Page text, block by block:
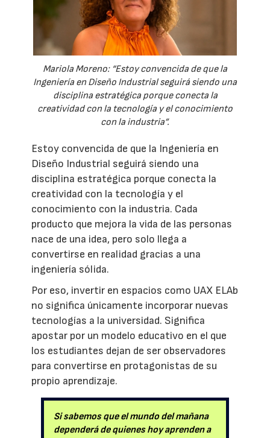
Mariola Moreno: “Estoy convencida de que la
Ingeniería en Diseño Industrial seguirá siendo una
disciplina estratégica porque conecta la
creatividad con la tecnología y el conocimiento
con la industria”.
Estoy convencida de que la Ingeniería en
Diseño Industrial seguirá siendo una
disciplina estratégica porque conecta la
creatividad con la tecnología y el
conocimiento con la industria. Cada
producto que mejora la vida de las personas
nace de una idea, pero solo llega a
convertirse en realidad gracias a una
ingeniería sólida.
Por eso, invertir en espacios como UAX ELAb
no significa únicamente incorporar nuevas
tecnologías a la universidad. Significa
apostar por un modelo educativo en el que
los estudiantes dejan de ser observadores
para convertirse en protagonistas de su
propio aprendizaje.
Si sabemos que el mundo del mañana
dependerá de quienes hoy aprenden a